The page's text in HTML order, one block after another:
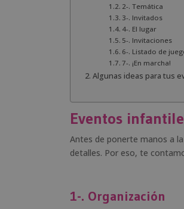
2-. Temática
3-. Invitados
4-. El lugar
5-. Invitaciones
6-. Listado de
7-. ¡En marcha!
Algunas ideas para tus
Eventos
Antes de ponerte manos a
detalles. Por eso, te
1-. Organización